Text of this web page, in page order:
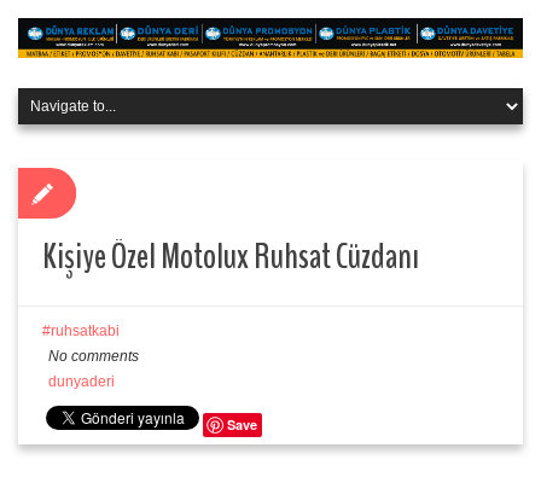
Kişiye Özel Motolux Ruhsat Cüzdanı
ruhsatkabi
No comments
dunyaderi
Save